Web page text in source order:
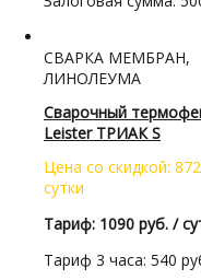
СВАРКА МЕМБРАН,
ЛИНОЛЕУМА
Сварочный
Leister ТРИАК S
Цена со скидкой: 872
сутки
Тариф: 1090 руб. /
Тариф 3 часа: 540